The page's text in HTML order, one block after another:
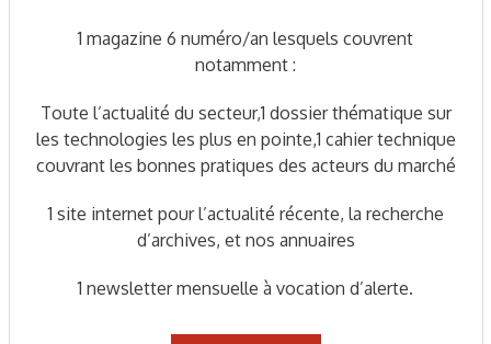
1 magazine 6 numéro/an lesquels couvrent
notamment :
Toute l’actualité du secteur,1 dossier thématique sur
les technologies les plus en pointe,1 cahier technique
couvrant les bonnes pratiques des acteurs du marché
1 site internet pour l’actualité récente, la recherche
d’archives, et nos annuaires
1 newsletter mensuelle à vocation d’alerte.